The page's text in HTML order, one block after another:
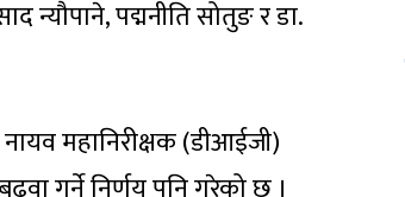
पद्मनीति सोतुङ र डा.
महानिरीक्षक (डीआईजी)